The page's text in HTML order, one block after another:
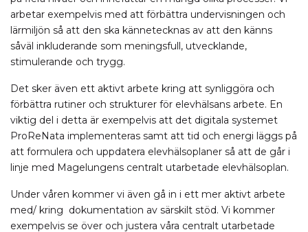
arbetar exempelvis med att förbättra undervisningen och
lärmiljön så att den ska kännetecknas av att den känns
såväl inkluderande som meningsfull, utvecklande,
stimulerande och trygg.
Det sker även ett aktivt arbete kring att synliggöra och
förbättra rutiner och strukturer för elevhälsans arbete. En
viktig del i detta är exempelvis att det digitala systemet
ProReNata implementeras samt att tid och energi läggs på
att formulera och uppdatera elevhälsoplaner så att de går i
linje med Magelungens centralt utarbetade elevhälsoplan.
Under våren kommer vi även gå in i ett mer aktivt arbete
med/ kring dokumentation av särskilt stöd. Vi kommer
exempelvis se över och justera våra centralt utarbetade